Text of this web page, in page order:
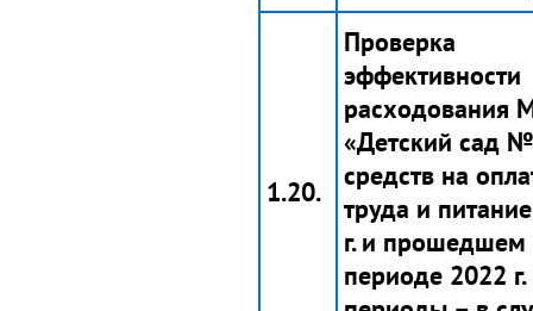
1.20.
Проверка
эффективности
расходования
«Детский сад
средств на
труда и
г. и прошедшем
периоде 2022